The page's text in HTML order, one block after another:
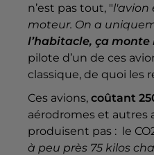
n’est pas tout, "l'avion
moteur. On a
l’habitacle, ça
pilote d’un de ces
classique, de quoi les
Ces avions, coûtant
aérodromes et autres
produisent pas : le
à peu près 75 kilos